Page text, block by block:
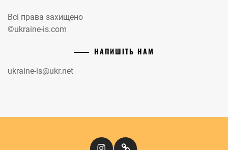
Всі права захищено
©ukraine-is.com
НАПИШІТЬ НАМ
ukraine-is@ukr.net
InstagramКіномандри